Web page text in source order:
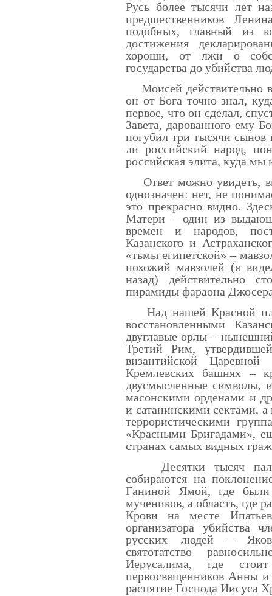
Русь более тысячи лет
предшественников
подобных, главный из
достижения
хороши, от лжи о
государства до убийства
Моисей действительно
он от Бога точно знал,
первое, что он сделал,
Завета, дарованного ему
погубил три тысячи
ли российский народ,
российская элита, куда мы
Ответ можно увидеть,
однозначен: нет, не
это прекрасно видно.
Матери – один из
времен и народов,
Казанского и
«тьмы египетской» –
похожий мавзолей (я
назад) действительно
пирамиды фараона
Над нашей Красной
восстановленными
двуглавые орлы –
Третий Рим,
византийской
Кремлевских башнях –
двусмысленные символы,
масонскими орденами и
и сатанинскими сектами,
террористическими
«Красными Бригадами»,
странах самых видных
Десятки тысяч
собираются на
Ганиной Ямой, где
мучеников, а область, где
Крови на месте
организатора убийства
русских людей –
святотатство
Иерусалима, где
первосвященников Анны
распятие Господа Иисуса